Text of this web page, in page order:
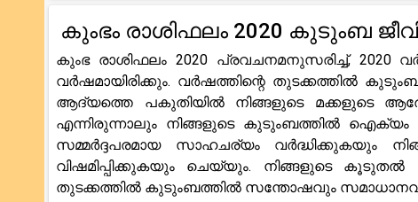
കുംഭം രാശിഫലം 2020 കുടുംബ
കുംഭ രാശിഫലം 2020 പ്രവചനമനുസരിച്ച്, 2020
വർഷമായിരിക്കും. വർഷത്തിന്റെ തുടക്കത്തിൽ
ആദ്യത്തെ പകുതിയിൽ നിങ്ങളുടെ മക്കളുടെ
എന്നിരുന്നാലും നിങ്ങളുടെ കുടുംബത്തിൽ ഐക്യം
സമ്മർദ്ദപരമായ സാഹചര്യം വർദ്ധിക്കുകയും
വിഷമിപ്പിക്കുകയും ചെയ്യും. നിങ്ങളുടെ
തുടക്കത്തിൽ കുടുംബത്തിൽ സന്തോഷവും